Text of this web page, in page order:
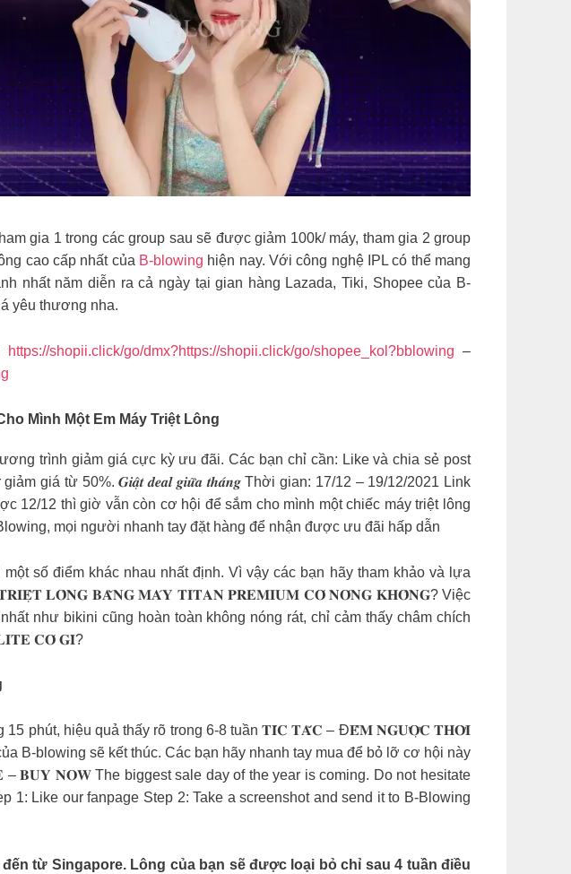
gia 1 trong các group sau sẽ được giảm 100k/ máy, tham gia 2 group
cao cấp nhất của B-blowing hiện nay. Với công nghệ IPL có thể mang
nhất năm diễn ra cả ngày tại gian hàng Lazada, Tiki, Shopee của B-
yêu thương nha.
https://shopii.click/go/dmx?https://shopii.click/go/shopee_kol?bblowing –
Mình Một Em Máy Triệt Lông
trình giảm giá cực kỳ ưu đãi. Các bạn chỉ cần: Like và chia sẻ post
giá từ 50%. 𝑮𝒊𝒂̣̂𝒕 𝒅𝒆𝒂𝒍 𝒈𝒊𝒖̛̃𝒂 𝒕𝒉𝒂́𝒏𝒈 Thời gian: 17/12 – 19/12/2021 Link
12/12 thì giờ vẫn còn cơ hội để sắm cho mình một chiếc máy triệt lông
mọi người nhanh tay đặt hàng để nhận được ưu đãi hấp dẫn
điểm khác nhau nhất định. Vì vậy các bạn hãy tham khảo và lựa
𝐓𝐑𝐈𝐄̣̂𝐓 𝐋𝐎̂𝐍𝐆 𝐁𝐀̆̀𝐍𝐆 𝐌𝐀́𝐘 𝐓𝐈𝐓𝐀𝐍 𝐏𝐑𝐄𝐌𝐈𝐔𝐌 𝐂𝐎́ 𝐍𝐎́𝐍𝐆 𝐊𝐇𝐎̂𝐍𝐆? Việc
như bikini cũng hoàn toàn không nóng rát, chỉ cảm thấy châm chích
𝐂𝐎́ 𝐆𝐈̀?
15 phút, hiệu quả thấy rõ trong 6-8 tuần 𝐓𝐈́𝐂 𝐓𝐀̆́𝐂 – Đ𝐄̂́𝐌 𝐍𝐆𝐔̛𝐎̛̣𝐂 𝐓𝐇𝐎̛̀𝐈
B-blowing sẽ kết thúc. Các bạn hãy nhanh tay mua để bỏ lỡ cơ hội này
𝐁𝐔𝐘 𝐍𝐎𝐖 The biggest sale day of the year is coming. Do not hesitate
1: Like our fanpage Step 2: Take a screenshot and send it to B-Blowing
từ Singapore. Lông của bạn sẽ được loại bỏ chỉ sau 4 tuần điều